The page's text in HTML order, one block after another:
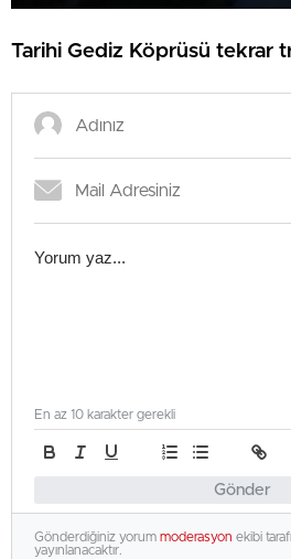
Tarihi Gediz Köprüsü tekrar
Gönder
En az 10 karakter gerekli
Gönderdiğiniz yorum moderasyon ekibi
yayınlanacaktır.